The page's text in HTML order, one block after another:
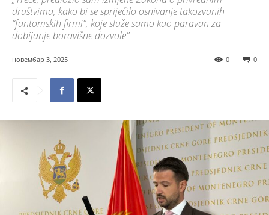
društvima, kako bi se spriječilo osnivanje takozvanih
“fantomskih firmi”, koje služe samo kao paravan za
dobijanje boravišne dozvole"
новембар 3, 2025 0
0